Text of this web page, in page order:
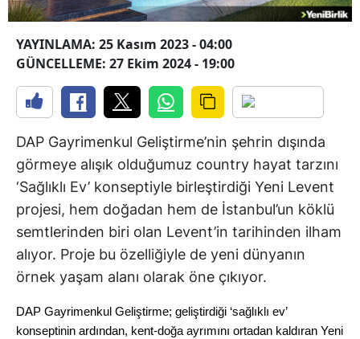
YAYINLAMA: 25 Kasım 2023 - 04:00
GÜNCELLEME: 27 Ekim 2024 - 19:00
DAP Gayrimenkul Geliştirme’nin şehrin dışında
görmeye alışık olduğumuz country hayat tarzını
‘Sağlıklı Ev’ konseptiyle birleştirdiği Yeni Levent
projesi, hem doğadan hem de İstanbul’un köklü
semtlerinden biri olan Levent’in tarihinden ilham
alıyor. Proje bu özelliğiyle de yeni dünyanın
örnek yaşam alanı olarak öne çıkıyor.
DAP Gayrimenkul Geliştirme; geliştirdiği ‘sağlıklı ev’
konseptinin ardından, kent-doğa ayrımını ortadan kaldıran Yeni